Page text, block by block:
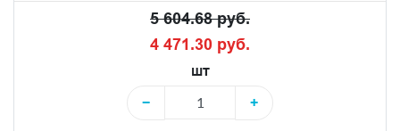
5 604.68 руб.
4 471.30 руб.
шт
−
+